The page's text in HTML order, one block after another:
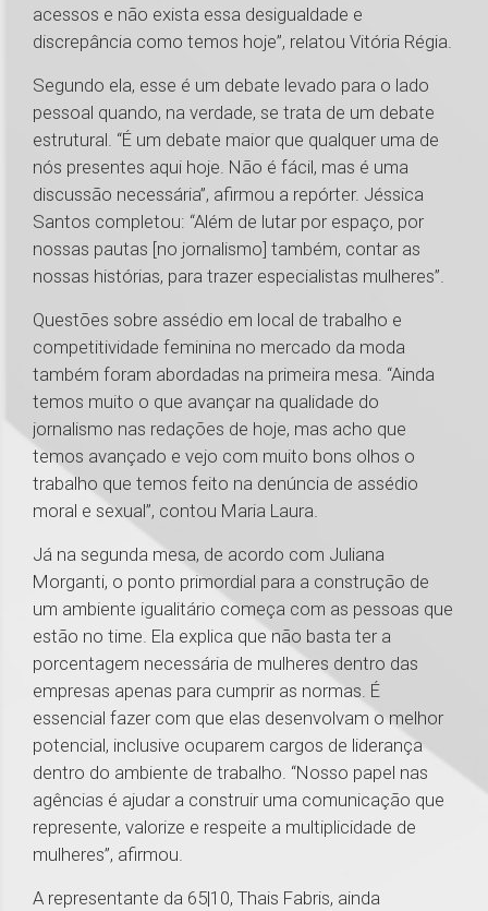
acessos e não exista essa desigualdade e
discrepância como temos hoje”, relatou Vitória Régia.
Segundo ela, esse é um debate levado para o lado
pessoal quando, na verdade, se trata de um debate
estrutural. “É um debate maior que qualquer uma de
nós presentes aqui hoje. Não é fácil, mas é uma
discussão necessária”, afirmou a repórter. Jéssica
Santos completou: “Além de lutar por espaço, por
nossas pautas [no jornalismo] também, contar as
nossas histórias, para trazer especialistas mulheres”.
Questões sobre assédio em local de trabalho e
competitividade feminina no mercado da moda
também foram abordadas na primeira mesa. “Ainda
temos muito o que avançar na qualidade do
jornalismo nas redações de hoje, mas acho que
temos avançado e vejo com muito bons olhos o
trabalho que temos feito na denúncia de assédio
moral e sexual”, contou Maria Laura.
Já na segunda mesa, de acordo com Juliana
Morganti, o ponto primordial para a construção de
um ambiente igualitário começa com as pessoas que
estão no time. Ela explica que não basta ter a
porcentagem necessária de mulheres dentro das
empresas apenas para cumprir as normas. É
essencial fazer com que elas desenvolvam o melhor
potencial, inclusive ocuparem cargos de liderança
dentro do ambiente de trabalho. “Nosso papel nas
agências é ajudar a construir uma comunicação que
represente, valorize e respeite a multiplicidade de
mulheres”, afirmou.
A representante da 65|10, Thais Fabris, ainda